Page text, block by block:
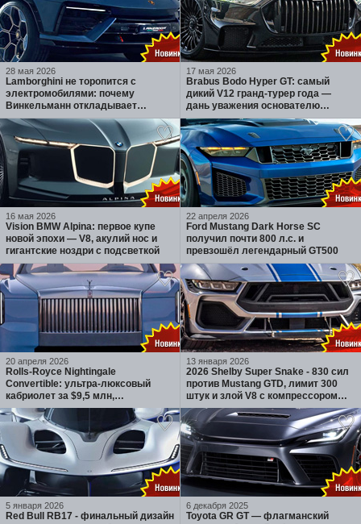
28 мая 2026
Lamborghini не торопится с
электромобилями: почему
Винкельманн откладывает
Lanzador и ставит на гибриды
17 мая 2026
Brabus Bodo Hyper GT: самый
дикий V12 гранд-турер года —
дань уважения основателю
бренда
16 мая 2026
Vision BMW Alpina: первое купе
новой эпохи — V8, акулий нос и
гигантские ноздри с подсветкой
22 апреля 2026
Ford Mustang Dark Horse SC
получил почти 800 л.с. и
превзошёл легендарный GT500
20 апреля 2026
Rolls-Royce Nightingale
Convertible: ультра-люксовый
кабриолет за $9,5 млн,
выпущенный тиражом 100
экземпляров
13 января 2026
2026 Shelby Super Snake - 830 сил
против Mustang GTD, лимит 300
штук и злой V8 с компрессором
Whipple
5 января 2026
Red Bull RB17 - финальный дизайн
6 декабря 2025
Toyota GR GT — флагманский